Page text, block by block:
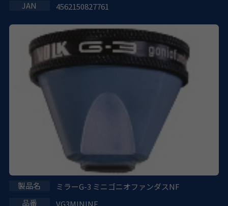
4562150827761
ミラーG-3 ミニゴニオファンダスNF